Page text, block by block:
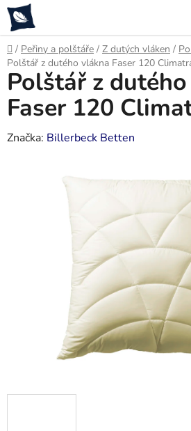
Přejít
na
obsah
Domů
/ Peřiny a polštáře / Z dutých vláken /
Polštář z dutého vlákna Faser 120
Polštář z
Faser 120
Značka: Billerbeck Betten